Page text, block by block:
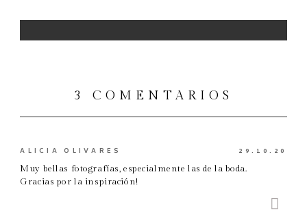
3 COMENTARIOS
ALICIA OLIVARES
29.10.20
Muy bellas fotografías, especialmente las de la boda.
Gracias por la inspiración!